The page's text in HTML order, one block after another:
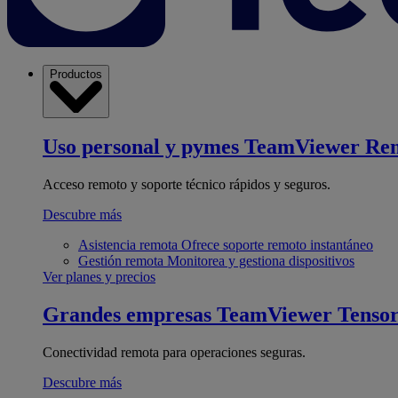
Productos
Uso personal y pymes TeamViewer
Acceso remoto y soporte técnico rápidos y seguros.
Descubre más
Asistencia remota Ofrece soporte remoto instantáneo
Gestión remota Monitorea y gestiona dispositivos
Ver planes y precios
Grandes empresas TeamViewer Tensor
Conectividad remota para operaciones seguras.
Descubre más